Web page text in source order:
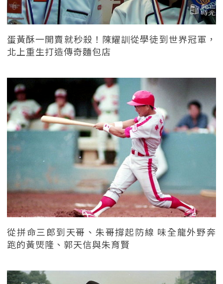
蛋黃酥一開賣就秒殺！陳耀訓從學徒到世界冠軍，
北上重生打造傳奇麵包店
從拼命三郎到天哥、朱哥撐起防線 味全龍外野奔
跑的黃煚隆、郭天信與朱育賢